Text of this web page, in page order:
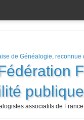
publique
associatifs de